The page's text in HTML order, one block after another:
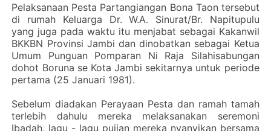
Pelaksanaan Pesta Partangiangan Bona Taon tersebut
di rumah Keluarga Dr. W.A. Sinurat/Br. Napitupulu
yang juga pada waktu itu menjabat sebagai Kakanwil
BKKBN Provinsi Jambi dan dinobatkan sebagai Ketua
Umum Punguan Pomparan Ni Raja Silahisabungan
dohot Boruna se Kota Jambi sekitarnya untuk periode
pertama (25 Januari 1981).
Sebelum diadakan Perayaan Pesta dan ramah tamah
terlebih dahulu mereka melaksanakan seremoni
Ibadah, lagu - lagu pujian mereka nyanyikan bersama